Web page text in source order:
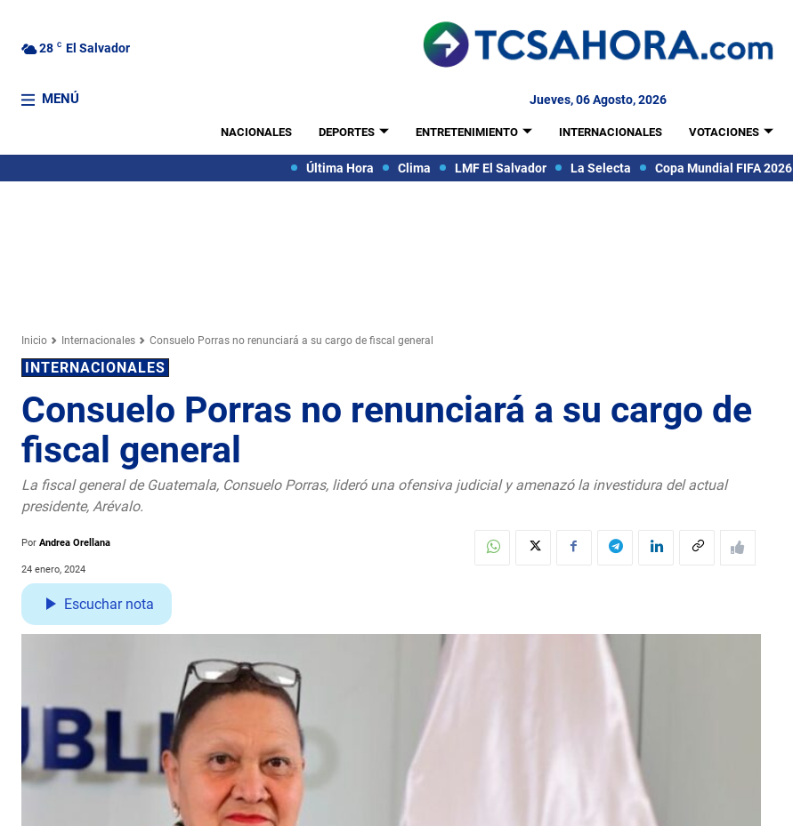
28 C El Salvador
MENÚ Jueves, 06 Agosto, 2026
NACIONALES DEPORTES ENTRETENIMIENTO INTERNACIONALES VOTACIONES
Última Hora Clima LMF El Salvador La Selecta Copa Mundial FIFA 2026
Inicio Internacionales Consuelo Porras no renunciará a su cargo de fiscal general
INTERNACIONALES
Consuelo Porras no renunciará a su cargo de
fiscal general
La fiscal general de Guatemala, Consuelo Porras, lideró una ofensiva judicial y amenazó la investidura del actual
presidente, Arévalo.
Por Andrea Orellana
24 enero, 2024
Escuchar nota